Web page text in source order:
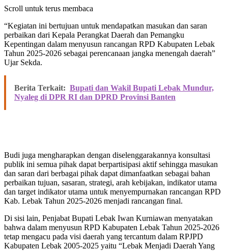
Scroll untuk terus membaca
“Kegiatan ini bertujuan untuk mendapatkan masukan dan saran
perbaikan dari Kepala Perangkat Daerah dan Pemangku
Kepentingan dalam menyusun rancangan RPD Kabupaten Lebak
Tahun 2025-2026 sebagai perencanaan jangka menengah daerah”
Ujar Sekda.
Berita Terkait: Bupati dan Wakil Bupati Lebak Mundur,
Nyaleg di DPR RI dan DPRD Provinsi Banten
Budi juga mengharapkan dengan diselenggarakannya konsultasi
publik ini semua pihak dapat berpartisipasi aktif sehingga masukan
dan saran dari berbagai pihak dapat dimanfaatkan sebagai bahan
perbaikan tujuan, sasaran, strategi, arah kebijakan, indikator utama
dan target indikator utama untuk menyempurnakan rancangan RPD
Kab. Lebak Tahun 2025-2026 menjadi rancangan final.
Di sisi lain, Penjabat Bupati Lebak Iwan Kurniawan menyatakan
bahwa dalam menyusun RPD Kabupaten Lebak Tahun 2025-2026
tetap mengacu pada visi daerah yang tercantum dalam RPJPD
Kabupaten Lebak 2005-2025 yaitu “Lebak Menjadi Daerah Yang